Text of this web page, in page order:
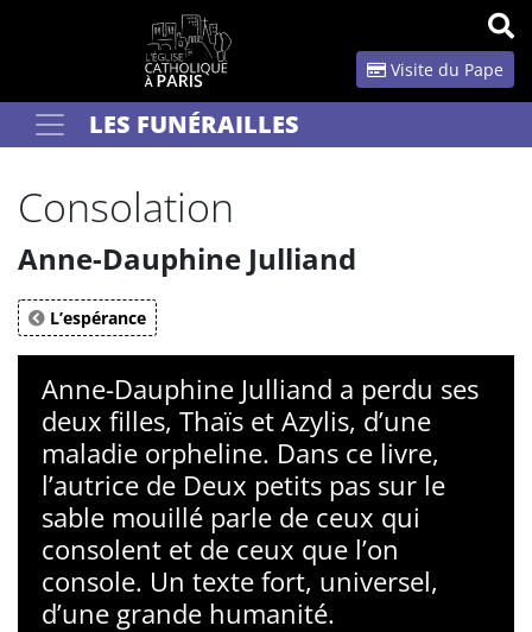
Visite du Pape
Votre rechercheLES FUNÉRAILLES
Consolation
Anne-Dauphine Julliand
L’espérance
Anne-Dauphine Julliand a perdu ses
deux filles, Thaïs et Azylis, d’une
maladie orpheline. Dans ce livre,
l’autrice de Deux petits pas sur le
sable mouillé parle de ceux qui
consolent et de ceux que l’on
console. Un texte fort, universel,
d’une grande humanité.
Panneau de gestion des cookies